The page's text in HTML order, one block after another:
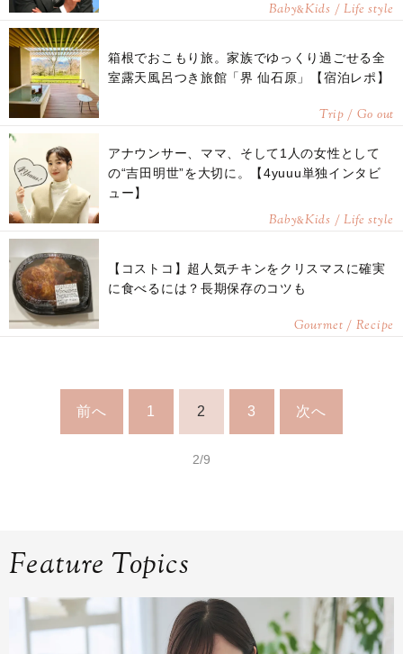
Baby&Kids / Life style
箱根でおこもり旅。家族でゆっくり過ごせる全
室露天風呂つき旅館「界 仙石原」【宿泊レポ】
Trip / Go out
アナウンサー、ママ、そして1人の女性として
の“吉田明世”を大切に。【4yuuu単独インタビ
ュー】
Baby&Kids / Life style
【コストコ】超人気チキンをクリスマスに確実
に食べるには？長期保存のコツも
Gourmet / Recipe
前へ 1 2 3 次へ
2/9
Feature Topics